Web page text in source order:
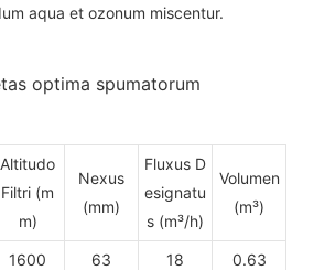
aqua et ozonum miscentur.
Altitudo
Filtri (m
m)
Nexus
(mm)
Fluxus D
esignatu
s (m³/h)
Volumen
(m³)
1600 63 18 0.63